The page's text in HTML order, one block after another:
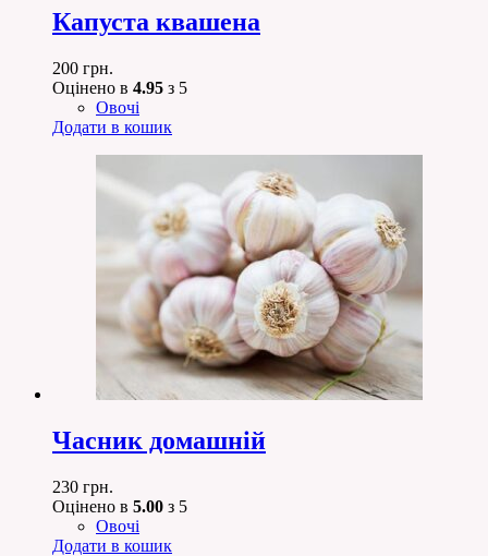
Капуста квашена
200 грн.
Оцінено в 4.95 з 5
Овочі
Додати в кошик
Часник домашній
230 грн.
Оцінено в 5.00 з 5
Овочі
Додати в кошик